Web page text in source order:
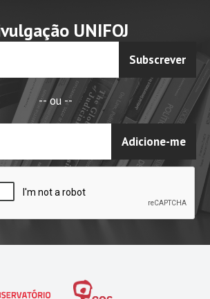
UNIFOJ
Subscrever
-- ou --
Adicione-me